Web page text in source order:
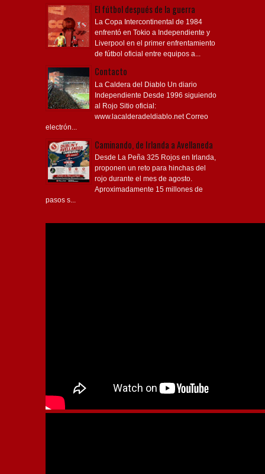
El fútbol después de la guerra
La Copa Intercontinental de 1984
enfrentó en Tokio a Independiente y
Liverpool en el primer enfrentamiento
de fútbol oficial entre equipos a...
Contacto
La Caldera del Diablo Un diario
Independiente Desde 1996 siguiendo
al Rojo Sitio oficial:
www.lacalderadeldiablo.net Correo
electrón...
Caminando, de Irlanda a Avellaneda
Desde La Peña 325 Rojos en Irlanda,
proponen un reto para hinchas del
rojo durante el mes de agosto.
Aproximadamente 15 millones de
pasos s...